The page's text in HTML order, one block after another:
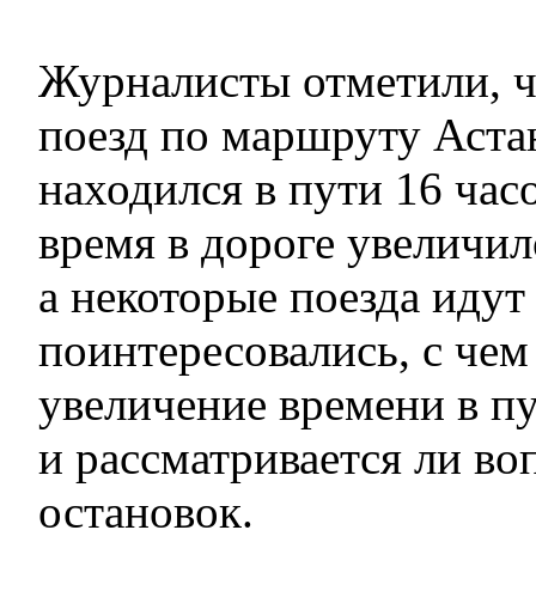
Журналисты отметили,
поезд по маршруту
находился в пути 16
время в дороге
а некоторые поезда
поинтересовались, с чем
увеличение времени в
и рассматривается ли
остановок.